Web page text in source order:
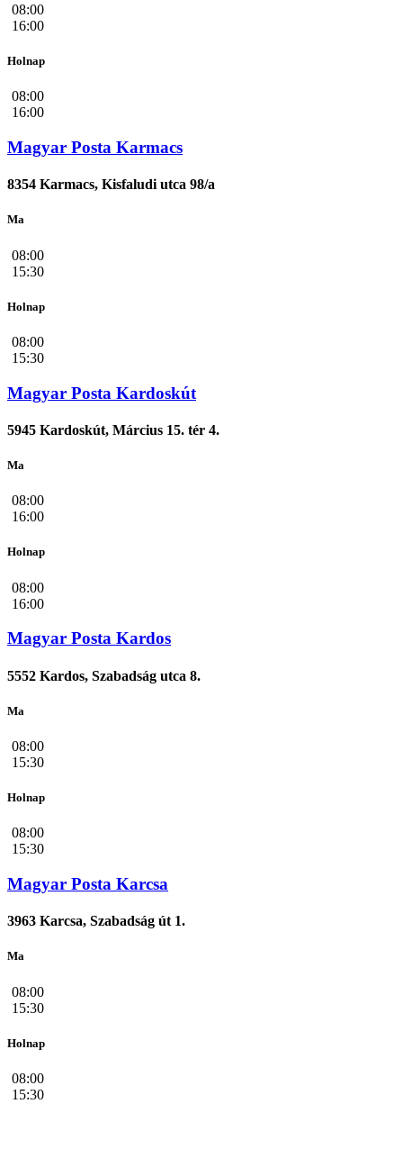
08:00
16:00
Holnap
08:00
16:00
Magyar Posta Karmacs
8354 Karmacs, Kisfaludi utca 98/a
Ma
08:00
15:30
Holnap
08:00
15:30
Magyar Posta Kardoskút
5945 Kardoskút, Március 15. tér 4.
Ma
08:00
16:00
Holnap
08:00
16:00
Magyar Posta Kardos
5552 Kardos, Szabadság utca 8.
Ma
08:00
15:30
Holnap
08:00
15:30
Magyar Posta Karcsa
3963 Karcsa, Szabadság út 1.
Ma
08:00
15:30
Holnap
08:00
15:30